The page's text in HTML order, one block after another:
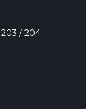
203 / 204